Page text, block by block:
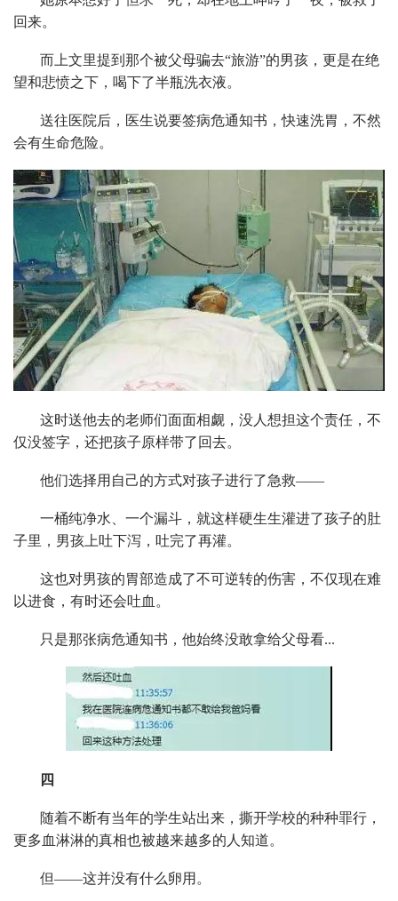
回来。
而上文里提到那个被父母骗去“旅游”的男孩，更是在绝
望和悲愤之下，喝下了半瓶洗衣液。
送往医院后，医生说要签病危通知书，快速洗胃，不然
会有生命危险。
这时送他去的老师们面面相觑，没人想担这个责任，不
仅没签字，还把孩子原样带了回去。
他们选择用自己的方式对孩子进行了急救——
一桶纯净水、一个漏斗，就这样硬生生灌进了孩子的肚
子里，男孩上吐下泻，吐完了再灌。
这也对男孩的胃部造成了不可逆转的伤害，不仅现在难
以进食，有时还会吐血。
只是那张病危通知书，他始终没敢拿给父母看...
四
随着不断有当年的学生站出来，撕开学校的种种罪行，
更多血淋淋的真相也被越来越多的人知道。
但——这并没有什么卵用。